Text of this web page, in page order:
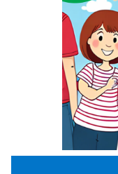
wneud y
a’ch
cryfhau’ch
llesiant a
heriau a